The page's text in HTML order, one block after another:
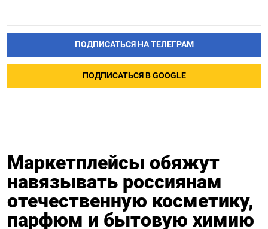
ПОДПИСАТЬСЯ НА ТЕЛЕГРАМ
ПОДПИСАТЬСЯ В GOOGLE
Маркетплейсы обяжут
навязывать россиянам
отечественную косметику,
парфюм и бытовую химию